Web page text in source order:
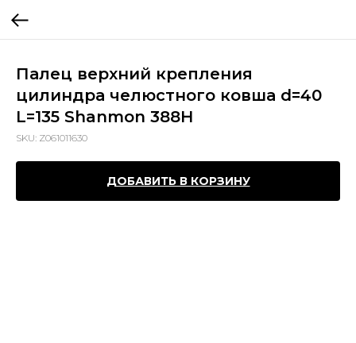
Палец верхний крепления
цилиндра челюстного ковша d=40
L=135 Shanmon 388H
SKU: Z061011630
ДОБАВИТЬ В КОРЗИНУ